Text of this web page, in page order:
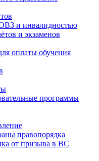
и инвалидностью
и экзаменов
оплаты обучения
программы
правопорядка
от призыва в ВС